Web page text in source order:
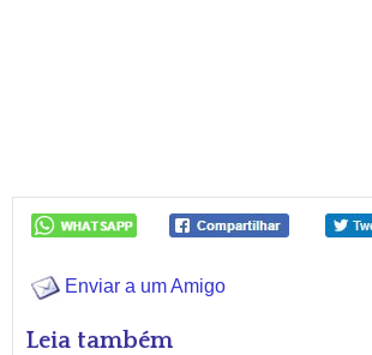
Enviar a um Amigo
Leia também